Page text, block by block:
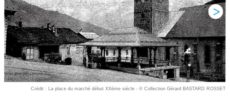
Crédit : La place du marché début XXème siècle - © Collection Gérard BASTARD ROSSET